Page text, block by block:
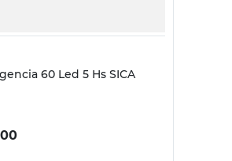
60 Led 5 Hs SICA